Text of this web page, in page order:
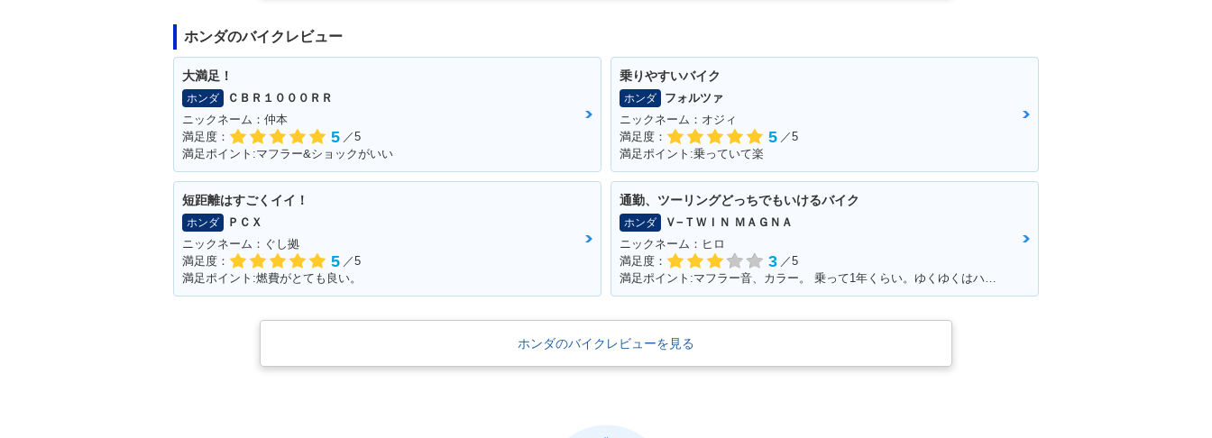
ホンダのバイクレビュー
大満足！
ホンダ
ＣＢＲ１０００ＲＲ
ニックネーム：仲本
満足度：
5 ／5
満足ポイント:マフラー&ショックがいい
乗りやすいバイク
ホンダ
フォルツァ
ニックネーム：オジィ
満足度：
5 ／5
満足ポイント:乗っていて楽
短距離はすごくイイ！
ホンダ
ＰＣＸ
ニックネーム：ぐし拠
満足度：
5 ／5
満足ポイント:燃費がとても良い。
通勤、ツーリングどっちでもいけるバイク
ホンダ
Ｖ−ＴＷＩＮ ＭＡＧＮＡ
ニックネーム：ヒロ
満足度：
3 ／5
満足ポイント:マフラー音、カラー。 乗って1年くらい。ゆくゆくはハーレーに！通勤で使ってる。 ショック、ハンドル周りをカスタムしていきたい。
ホンダのバイクレビューを見る